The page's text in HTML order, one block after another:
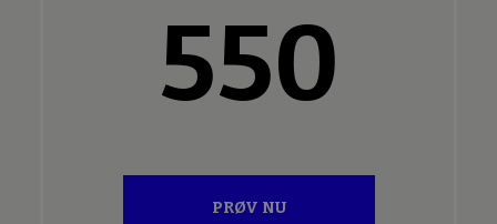
550
PRØV NU